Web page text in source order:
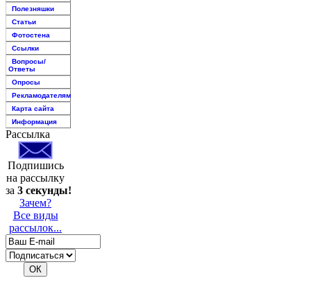
Полезняшки
Статьи
Фотостена
Ссылки
Вопросы/
Ответы
Опросы
Рекламодателям
Карта сайта
Информация
Рассылка
Подпишись
на рассылку
за 3 секунды!
Зачем?
Все виды
рассылок...